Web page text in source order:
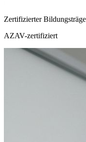
Zertifizierter
AZAV-zertifiziert